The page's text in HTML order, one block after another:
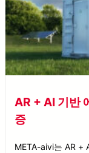
AR + AI 기반
증
META-aivi는 AR +